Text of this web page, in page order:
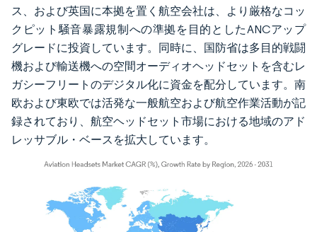
ス、および英国に本拠を置く航空会社は、より厳格なコッ
クピット騒音暴露規制への準拠を目的としたANCアップ
グレードに投資しています。同時に、国防省は多目的戦闘
機および輸送機への空間オーディオヘッドセットを含むレ
ガシーフリートのデジタル化に資金を配分しています。南
欧および東欧では活発な一般航空および航空作業活動が記
録されており、航空ヘッドセット市場における地域のアド
レッサブル・ベースを拡大しています。